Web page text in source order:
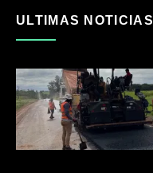
ULTIMAS NOTICIAS